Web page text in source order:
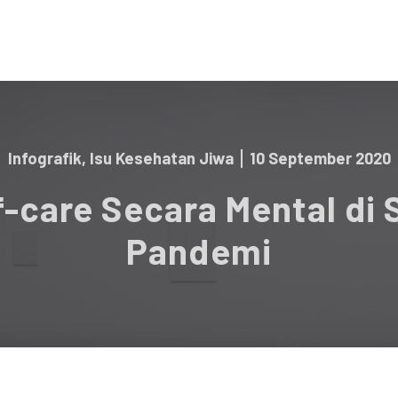
Infografik, Isu Kesehatan Jiwa 10 September 2020
care Secara Mental di
Pandemi